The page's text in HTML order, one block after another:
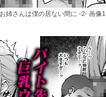
姉さんは僕の居ない間に -2- 画像1